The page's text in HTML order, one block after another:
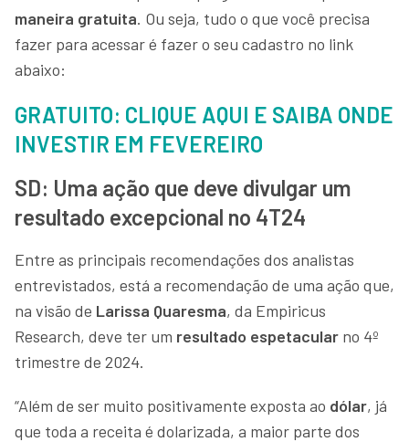
maneira gratuita. Ou seja, tudo o que você precisa
fazer para acessar é fazer o seu cadastro no link
abaixo:
GRATUITO: CLIQUE AQUI E SAIBA ONDE
INVESTIR EM FEVEREIRO
SD: Uma ação que deve divulgar um
resultado excepcional no 4T24
Entre as principais recomendações dos analistas
entrevistados, está a recomendação de uma ação que,
na visão de Larissa Quaresma, da Empiricus
Research, deve ter um resultado espetacular no 4º
trimestre de 2024.
“Além de ser muito positivamente exposta ao dólar, já
que toda a receita é dolarizada, a maior parte dos